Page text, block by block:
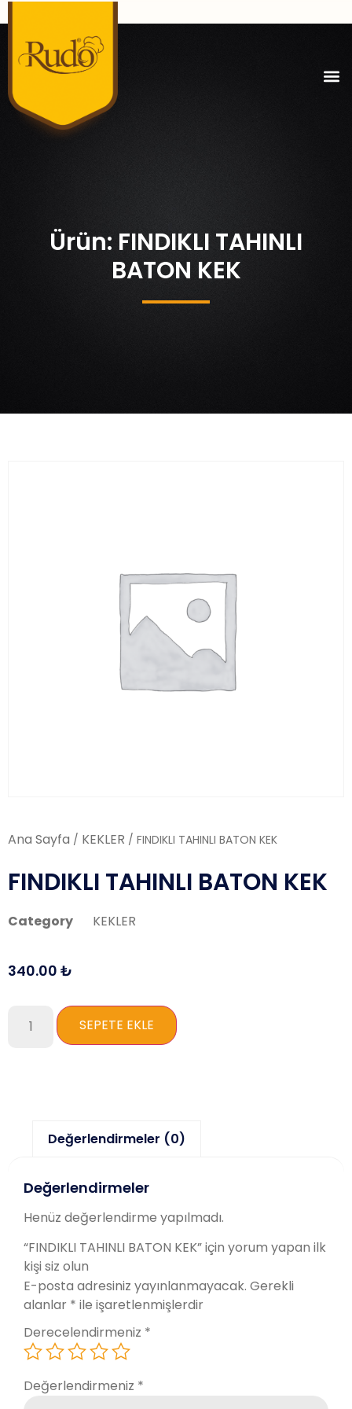
Ürün: FINDIKLI TAHINLI
BATON KEK
Ana Sayfa / KEKLER / FINDIKLI TAHINLI BATON KEK
FINDIKLI TAHINLI BATON KEK
Category KEKLER
340.00 ₺
SEPETE EKLE
Değerlendirmeler (0)
Değerlendirmeler
Henüz değerlendirme yapılmadı.
“FINDIKLI TAHINLI BATON KEK” için yorum yapan ilk
kişi siz olun
E-posta adresiniz yayınlanmayacak. Gerekli
alanlar * ile işaretlenmişlerdir
Derecelendirmeniz *
Değerlendirmeniz *